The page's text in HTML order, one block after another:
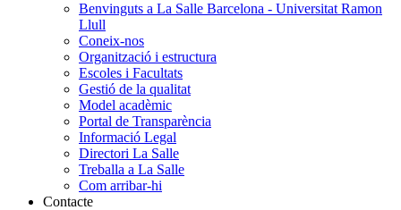
Benvinguts a La Salle Barcelona - Universitat Ramon
Llull
Coneix-nos
Organització i estructura
Escoles i Facultats
Gestió de la qualitat
Model acadèmic
Portal de Transparència
Informació Legal
Directori La Salle
Treballa a La Salle
Com arribar-hi
Contacte